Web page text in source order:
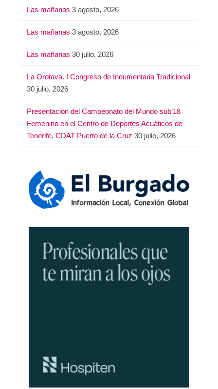
Las mañanas 3 agosto, 2026
Las mañanas 3 agosto, 2026
Las mañanas 30 julio, 2026
La Orotava. I Congreso de Indumentaria Tradicional
30 julio, 2026
Presentación del Campeonato del Mundo sub’18
Femenino en el Centro de Deportes Acuáticos de
Tenerife, CDAT Puerto de la Cruz 30 julio, 2026